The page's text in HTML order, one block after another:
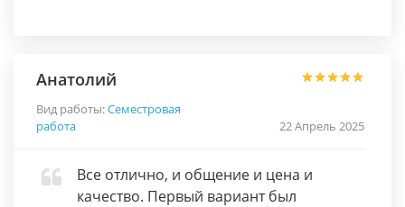
Анатолий
Вид работы:Семестровая
работа
22 Апрель 2025
Все отлично, и общение и цена и
качество. Первый вариант был